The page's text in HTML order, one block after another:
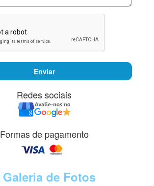
Enviar
Redes sociais
Formas de pagamento
Galeria de Fotos